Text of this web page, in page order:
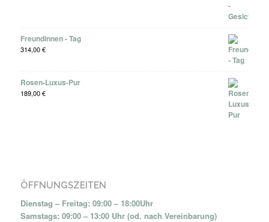
Freundinnen - Tag
314,00€
Rosen-Luxus-Pur
189,00€
ÖFFNUNGSZEITEN
Dienstag – Freitag: 09:00 – 18:00Uhr
Samstags: 09:00 – 13:00 Uhr (od. nach Vereinbarung)